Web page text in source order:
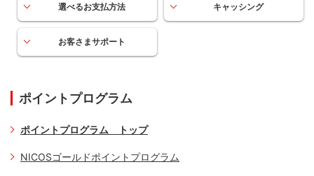
選べるお支払方法 キャッシング
お客さまサポート
ポイントプログラム
ポイントプログラム トップ
NICOSゴールドポイントプログラム